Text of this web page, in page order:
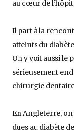
au cœur de
Il part à la
atteints du
On y voit aussi le
sérieusement
chirurgie
En Angleterre,
dues au diabète